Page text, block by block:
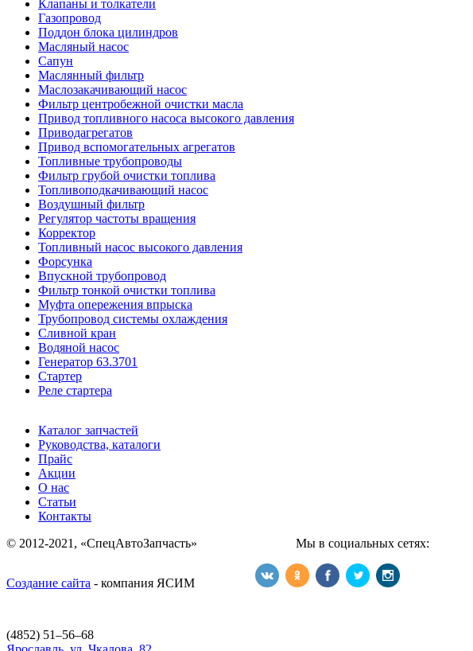
Клапаны и толкатели
Газопровод
Поддон блока цилиндров
Масляный насос
Сапун
Маслянный фильтр
Маслозакачивающий насос
Фильтр центробежной очистки масла
Привод топливного насоса высокого давления
Приводагрегатов
Привод вспомогательных агрегатов
Топливные трубопроводы
Фильтр грубой очистки топлива
Топливоподкачивающий насос
Воздушный фильтр
Регулятор частоты вращения
Корректор
Топливный насос высокого давления
Форсунка
Впускной трубопровод
Фильтр тонкой очистки топлива
Муфта опережения впрыска
Трубопровод системы охлаждения
Сливной кран
Водяной насос
Генератор 63.3701
Стартер
Реле стартера
Каталог запчастей
Руководства, каталоги
Прайс
Акции
О нас
Статьи
Контакты
© 2012-2021, «СпецАвтоЗапчасть» Мы в социальных сетях:
Создание сайта - компания ЯСИМ
(4852) 51–56–68